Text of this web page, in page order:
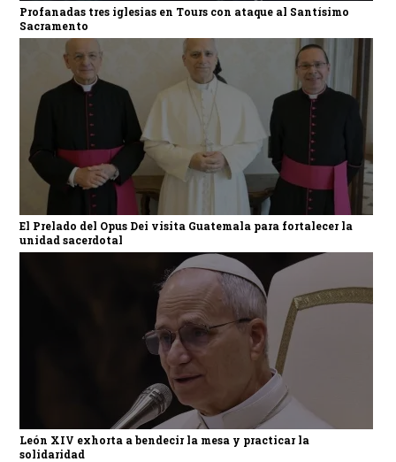
Profanadas tres iglesias en Tours con ataque al Santísimo
Sacramento
El Prelado del Opus Dei visita Guatemala para fortalecer la
unidad sacerdotal
León XIV exhorta a bendecir la mesa y practicar la
solidaridad